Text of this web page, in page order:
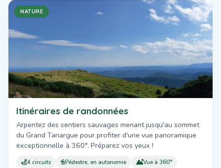
NATURE
Itinéraires de randonnées
Arpentez des sentiers sauvages menant jusqu'au sommet
du Grand Tanargue pour profiter d'une vue panoramique
exceptionnelle à 360°. Préparez vos yeux !
4 circuits Pédestre, en autonomie Vue à 360°